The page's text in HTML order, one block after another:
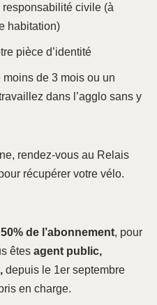
responsabilité civile (à
habitation)
pièce d’identité
de 3 mois ou un
dans l’agglo sans y
rendez-vous au Relais
récupérer votre vélo.
50% de l’abonnement, pour
êtes agent public,
depuis le 1er septembre
en charge.